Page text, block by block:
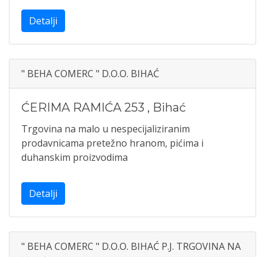
Detalji
" BEHA COMERC " D.O.O. BIHAĆ
ĆERIMA RAMIĆA 253 , Bihać
Trgovina na malo u nespecijaliziranim
prodavnicama pretežno hranom, pićima i
duhanskim proizvodima
Detalji
" BEHA COMERC " D.O.O. BIHAĆ P.J. TRGOVINA NA